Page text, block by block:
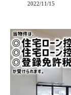
2022/11/15